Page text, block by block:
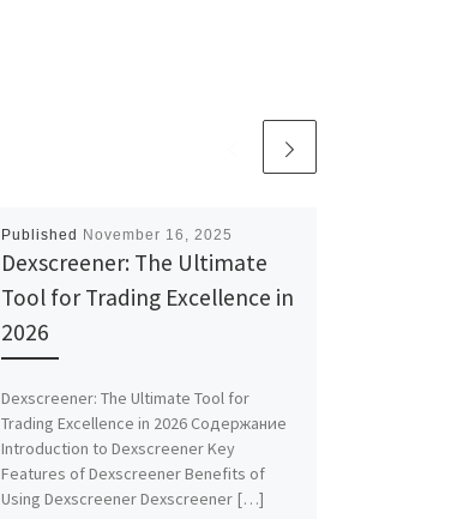
Published November 16, 2025
Dexscreener: The Ultimate
Tool for Trading Excellence in
2026
Dexscreener: The Ultimate Tool for
Trading Excellence in 2026 Содержание
Introduction to Dexscreener Key
Features of Dexscreener Benefits of
Using Dexscreener Dexscreener […]